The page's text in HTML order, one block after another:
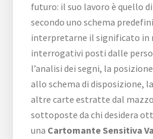
futuro: il suo lavoro è quello
secondo uno schema
interpretarne il significato in
interrogativi posti dalle
l’analisi dei segni, la
allo schema di disposizione,
altre carte estratte dal
sottoposte da chi desidera
una Cartomante Sensitiva